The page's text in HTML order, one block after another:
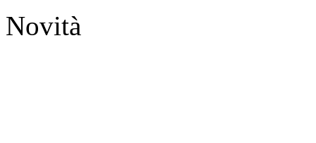
Novità